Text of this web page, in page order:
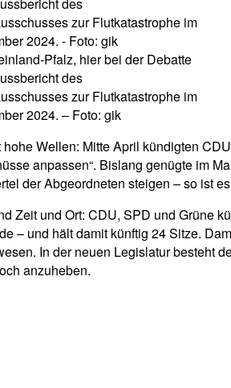
Pfalz, hier bei der Debatte
des
zur Flutkatastrophe im
2024. – Foto: gik
Wellen: Mitte April kündigten
anpassen“. Bislang genügte im
der Abgeordneten steigen – so ist
Zeit und Ort: CDU, SPD und Grüne
– und hält damit künftig 24 Sitze.
In der neuen Legislatur besteht
anzuheben.